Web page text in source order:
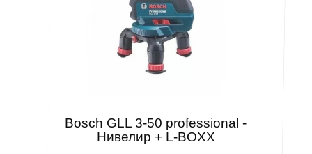
Bosch GLL 3-50 professional -
Нивелир + L-BOXX